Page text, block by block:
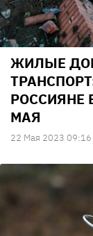
ЖИЛЫЕ
РОССИЯНЕ
МАЯ
22 Мая 2023 09:16